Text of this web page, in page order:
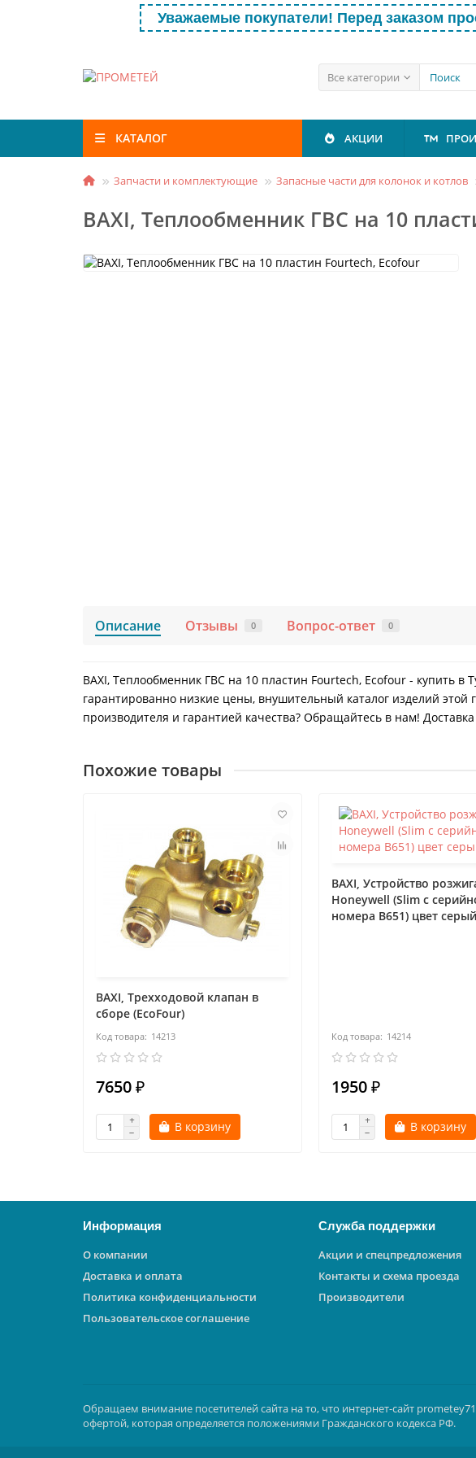
Уважаемые покупатели! Перед заказом
Все категории
КАТАЛОГ АКЦИИ
Запчасти и комплектующие Запасные части для колонок и котлов
BAXI, Теплообменник ГВС на 10
Описание Отзывы 0 Вопрос-ответ 0
BAXI, Теплообменник ГВС на 10 пластин Fourtech, Ecofour - купить
гарантированно низкие цены, внушительный каталог изделий
производителя и гарантией качества? Обращайтесь в нам!
Похожие товары
BAXI, Трехходовой клапан в
сборе (EcoFour)
14213
7650 ₽
В корзину
BAXI, Устройство
Honeywell (Slim с
номера В651) цвет серый
14214
1950 ₽
В корзину
Информация
О компании
Доставка и оплата
Политика конфиденциальности
Пользовательское соглашение
Служба поддержки
Акции и спецпредложения
Контакты и схема проезда
Производители
Обращаем внимание посетителей сайта на то, что интернет-сайт
офертой, которая определяется положениями Гражданского кодекса РФ.